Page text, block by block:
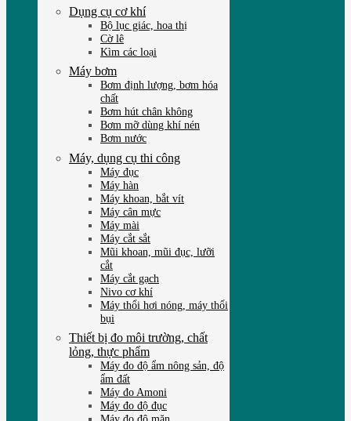
Dụng cụ cơ khí
Bộ lục giác, hoa thị
Cờ lê
Kìm các loại
Máy bơm
Bơm định lượng, bơm hóa
chất
Bơm hút chân không
Bơm mỡ dùng khí nén
Bơm nước
Máy, dụng cụ thi công
Máy đục
Máy hàn
Máy khoan, bắt vít
Máy cân mực
Máy mài
Máy cắt sắt
Mũi khoan, mũi đục, lưỡi
cắt
Máy cắt gạch
Nivo cơ khí
Máy thổi hơi nóng, máy thổi
bụi
Thiết bị đo môi trường, chất
lỏng, thực phẩm
Máy đo độ ẩm nông sản, độ
ẩm đất
Máy đo Amoni
Máy đo độ đục
Máy đo độ mặn